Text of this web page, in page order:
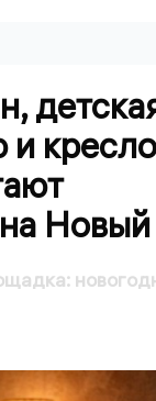
и кресло
Новый